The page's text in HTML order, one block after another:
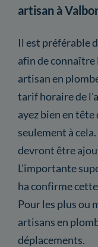
artisan à
Il est préférable
afin de
artisan en
tarif horaire de
ayez bien en tête
seulement à
devront être
L'importante
ha confirme
Pour les plus ou
artisans en
déplacements.